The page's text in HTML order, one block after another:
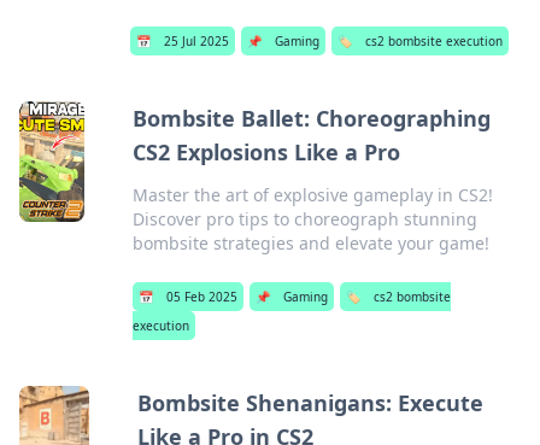
📅 25 Jul 2025 📌 Gaming 🏷️ cs2 bombsite execution
Bombsite Ballet: Choreographing
CS2 Explosions Like a Pro
Master the art of explosive gameplay in CS2!
Discover pro tips to choreograph stunning
bombsite strategies and elevate your game!
📅 05 Feb 2025 📌 Gaming 🏷️
cs2 bombsite
execution
Bombsite Shenanigans: Execute
Like a Pro in CS2